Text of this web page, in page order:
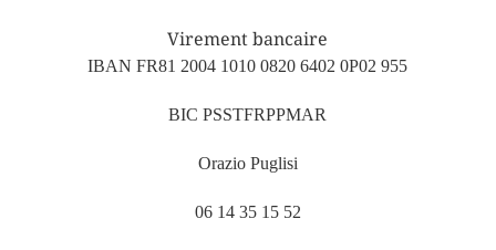
Virement bancaire
IBAN FR81 2004 1010 0820 6402 0P02 955
BIC PSSTFRPPMAR
Orazio Puglisi
06 14 35 15 52